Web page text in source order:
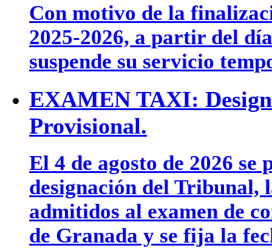
Con motivo de la
2025-2026, a partir del
suspende su servicio
EXAMEN TAXI:
Provisional.
El 4 de agosto de 2026
designación del Tribunal,
admitidos al examen de
de Granada y se fija la